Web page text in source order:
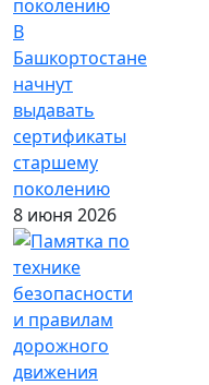
В
Башкортостане
начнут
выдавать
сертификаты
старшему
поколению
8 июня 2026